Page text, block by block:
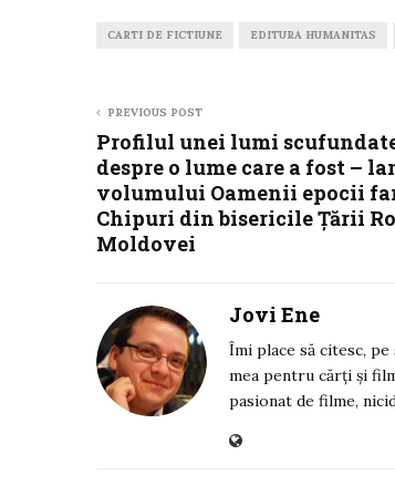
CARTI DE FICTIUNE EDITURA HUMANITAS
PREVIOUS POST
Profilul unei lumi
despre o lume care a fost –
volumului Oamenii epocii
Chipuri din bisericile Țării
Moldovei
Jovi Ene
Îmi place să citesc,
mea pentru cărți și
pasionat de filme,